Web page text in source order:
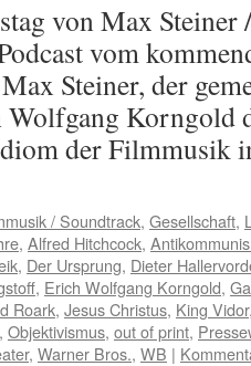
von Max
vom
Steiner, der
Korngold
der
/ Soundtrack, Gesellschaft,
, Alfred Hitchcock,
, Der Ursprung, Dieter
, Erich Wolfgang Korngold,
Roark, Jesus Christus, King Vidor
, Objektivismus, out of print,
, Warner Bros., WB |